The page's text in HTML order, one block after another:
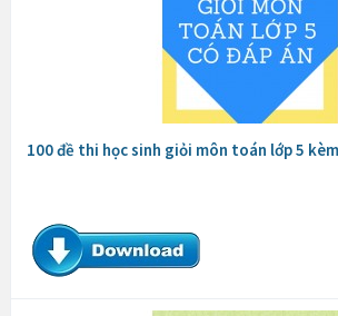
100 đề thi học sinh giỏi môn toán lớp 5